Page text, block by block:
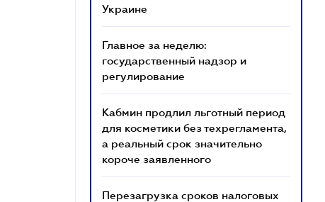
Украине
Главное за неделю:
государственный надзор и
регулирование
Кабмин продлил льготный период
для косметики без техрегламента,
а реальный срок значительно
короче заявленного
Перезагрузка сроков налоговых